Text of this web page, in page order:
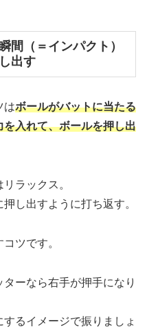
間（＝インパクト）
出す
はボールがバットに当たる
入れて、ボールを押し出
ラックス。
し出すように打ち返す。
ツです。
ーなら右手が押手になり
るイメージで振りましょ